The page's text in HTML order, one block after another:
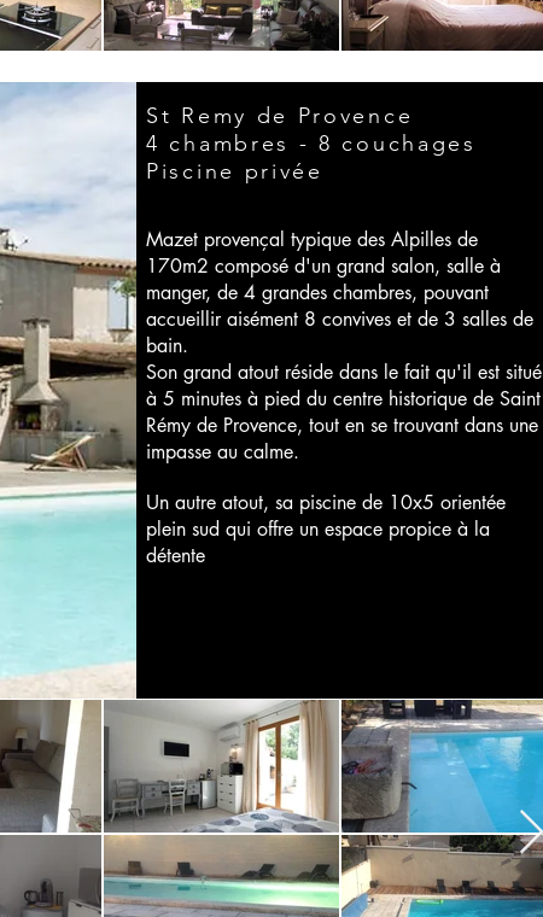
St Remy de Provence
4 chambres - 8 couchages
Piscine privée
Mazet provençal typique des Alpilles de
170m2 composé d'un grand salon, salle à
manger, de 4 grandes chambres, pouvant
accueillir aisément 8 convives et de 3 salles de
bain.
Son grand atout réside dans le fait qu'il est situé
à 5 minutes à pied du centre historique de Saint
Rémy de Provence, tout en se trouvant dans une
impasse au calme.
Un autre atout, sa piscine de 10x5 orientée
plein sud qui offre un espace propice à la
détente